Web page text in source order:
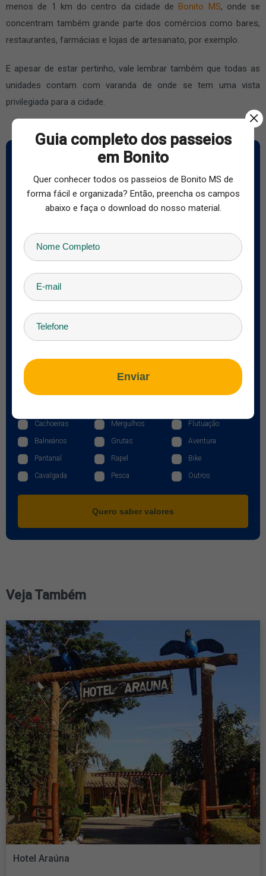
menos de 1 km do centro da cidade deBonito MS, onde se
concentram também grande parte dos comércios como bares,
restaurantes, farmácias e lojas de artesanato, por exemplo.
E apesar de estar pertinho, vale lembrar também que todas as
unidades contam com varanda de onde se tem uma vista
privilegiada para a cidade.
Quer Conhecer os Passeios de Bonito
Nome
País Telefone
Check-in
Adultos
Cachoeiras Mergulhos Flutuação
Balneários Grutas Aventura
Pantanal Rapel Bike
Cavalgada Pesca Outros
Quero saber valores
Veja Também
Hotel Araúna
Guia completo dos passeios
em Bonito
Quer conhecer todos os passeios de Bonito MS de
forma fácil e organizada? Então, preencha os campos
abaixo e faça o download do nosso material.
Enviar